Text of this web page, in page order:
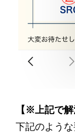
【※上記で解
下記のような